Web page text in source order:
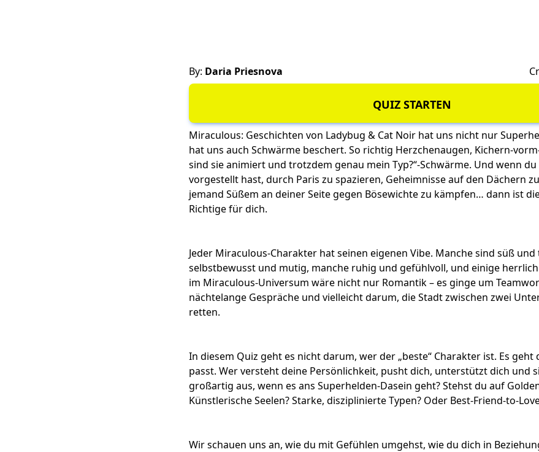
By: Daria Priesnova
QUIZ STARTEN
Miraculous: Geschichten von Ladybug & Cat Noir hat uns nicht nur
hat uns auch Schwärme beschert. So richtig Herzchenaugen, Kichern-
sind sie animiert und trotzdem genau mein Typ?“-Schwärme. Und wenn
vorgestellt hast, durch Paris zu spazieren, Geheimnisse auf den Dächern
jemand Süßem an deiner Seite gegen Bösewichte zu kämpfen… dann ist
Richtige für dich.
Jeder Miraculous-Charakter hat seinen eigenen Vibe. Manche sind süß
selbstbewusst und mutig, manche ruhig und gefühlvoll, und einige
im Miraculous-Universum wäre nicht nur Romantik – es ginge um
nächtelange Gespräche und vielleicht darum, die Stadt zwischen zwei
retten.
In diesem Quiz geht es nicht darum, wer der „beste“ Charakter ist. Es
passt. Wer versteht deine Persönlichkeit, pusht dich, unterstützt dich und
großartig aus, wenn es ans Superhelden-Dasein geht? Stehst du auf
Künstlerische Seelen? Starke, disziplinierte Typen? Oder Best-Friend-to-
Wir schauen uns an, wie du mit Gefühlen umgehst, wie du dich in